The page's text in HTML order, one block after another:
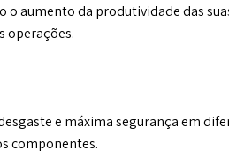
aumento da produtividade das
operações.
e máxima segurança em
componentes.